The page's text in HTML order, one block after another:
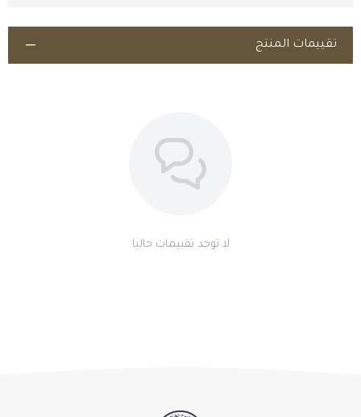
نصيحة طموح الخيال:
اطلب المنتج
تقييمات المنتج
لا توجد تقييمات حاليا